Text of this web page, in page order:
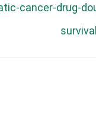
cancer-drug-